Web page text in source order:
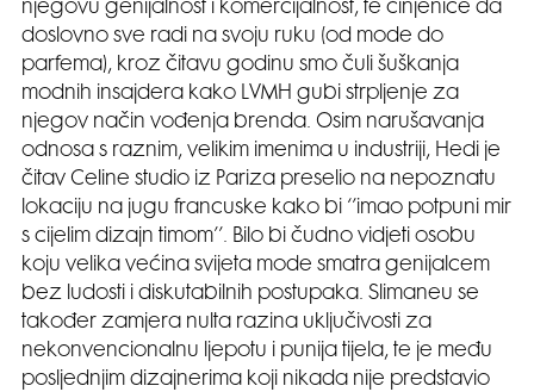
njegovu genijalnost i komercijalnost, te činjenice da
doslovno sve radi na svoju ruku (od mode do
parfema), kroz čitavu godinu smo čuli šuškanja
modnih insajdera kako LVMH gubi strpljenje za
njegov način vođenja brenda. Osim narušavanja
odnosa s raznim, velikim imenima u industriji, Hedi je
čitav Celine studio iz Pariza preselio na nepoznatu
lokaciju na jugu francuske kako bi ‘’imao potpuni mir
s cijelim dizajn timom’’. Bilo bi čudno vidjeti osobu
koju velika većina svijeta mode smatra genijalcem
bez ludosti i diskutabilnih postupaka. Slimaneu se
također zamjera nulta razina uključivosti za
nekonvencionalnu ljepotu i punija tijela, te je među
posljednjim dizajnerima koji nikada nije predstavio